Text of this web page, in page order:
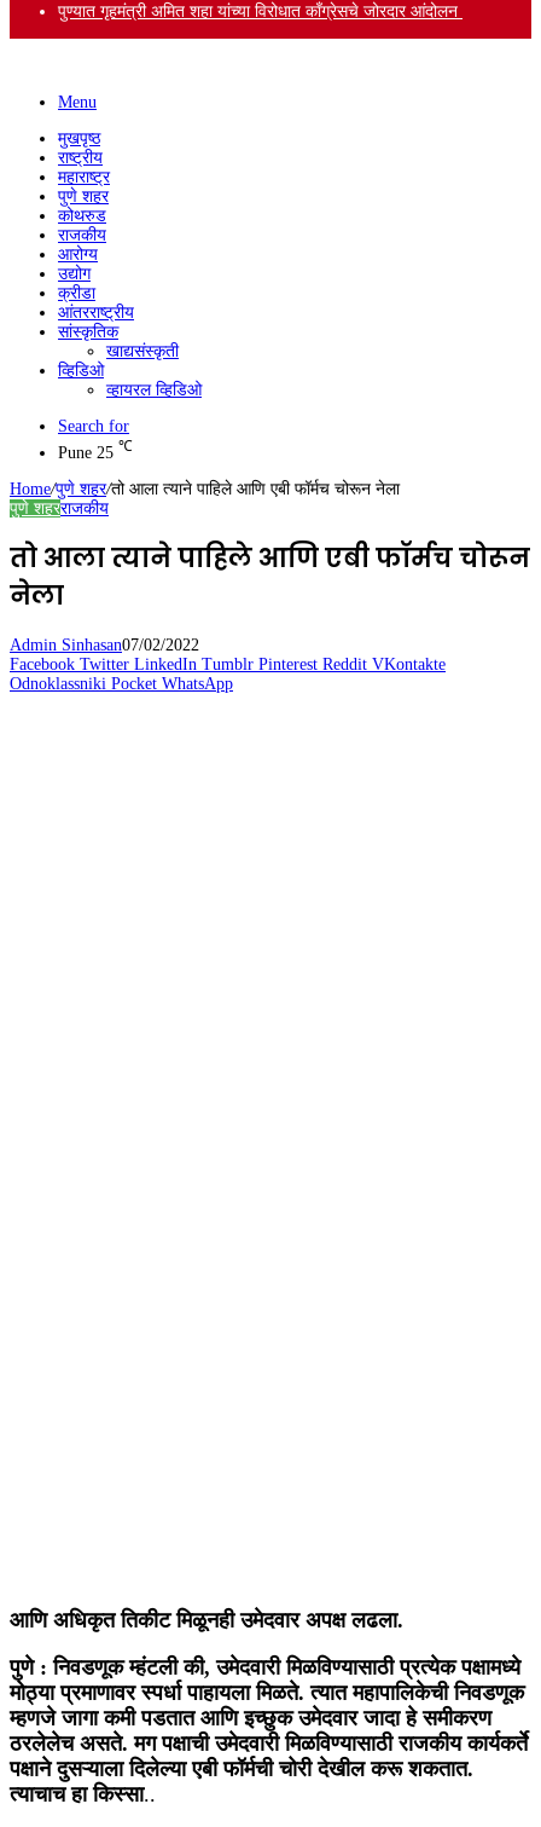
पुण्यात गृहमंत्री अमित शहा यांच्या विरोधात काँग्रेसचे जोरदार आंदोलन
Menu
मुखपृष्ठ
राष्ट्रीय
महाराष्ट्र
पुणे शहर
कोथरुड
राजकीय
आरोग्य
उद्योग
क्रीडा
आंतरराष्ट्रीय
सांस्कृतिक
खाद्यसंस्कृती
व्हिडिओ
व्हायरल व्हिडिओ
Search for
Pune 25 ℃
Home/पुणे शहर/तो आला त्याने पाहिले आणि एबी फॉर्मच चोरून नेला
पुणे शहरराजकीय
तो आला त्याने पाहिले आणि एबी फॉर्मच चोरून
नेला
Admin Sinhasan07/02/2022
Facebook Twitter LinkedIn Tumblr Pinterest Reddit VKontakte
Odnoklassniki Pocket WhatsApp
आणि अधिकृत तिकीट मिळूनही उमेदवार अपक्ष लढला.
पुणे : निवडणूक म्हंटली की, उमेदवारी मिळविण्यासाठी प्रत्येक पक्षामध्ये
मोठ्या प्रमाणावर स्पर्धा पाहायला मिळते. त्यात महापालिकेची निवडणूक
म्हणजे जागा कमी पडतात आणि इच्छुक उमेदवार जादा हे समीकरण
ठरलेलेच असते. मग पक्षाची उमेदवारी मिळविण्यासाठी राजकीय कार्यकर्ते
पक्षाने दुसऱ्याला दिलेल्या एबी फॉर्मची चोरी देखील करू शकतात.
त्याचाच हा किस्सा..